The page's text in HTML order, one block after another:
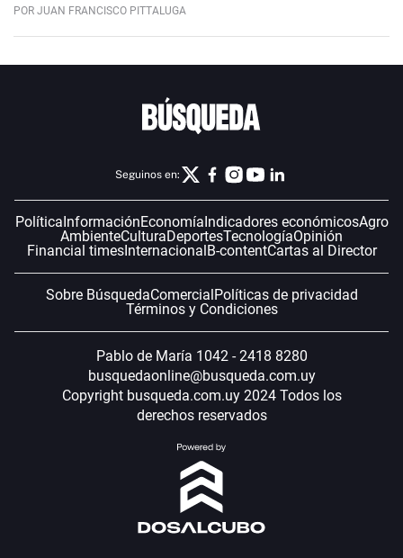
POR JUAN FRANCISCO PITTALUGA
Seguinos en:
Política InformaciónEconomía Indicadores económicosAgro
AmbienteCulturaDeportesTecnologíaOpinión
Financial timesInternacional B-contentCartas al Director
Sobre BúsquedaComercial Políticas de privacidad
Términos y Condiciones
Pablo de María 1042 - 2418 8280
busquedaonline@busqueda.com.uy
Copyright busqueda.com.uy 2024 Todos los
derechos reservados